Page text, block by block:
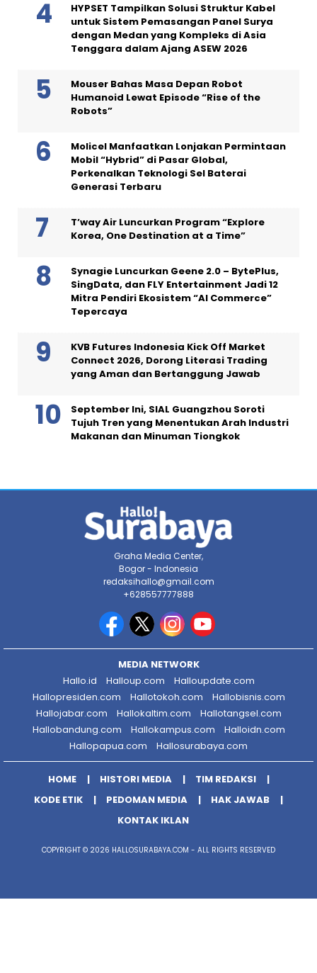
HYPSET Tampilkan Solusi Struktur Kabel
untuk Sistem Pemasangan Panel Surya
dengan Medan yang Kompleks di Asia
Tenggara dalam Ajang ASEW 2026
Mouser Bahas Masa Depan Robot
Humanoid Lewat Episode “Rise of the
Robots”
Molicel Manfaatkan Lonjakan Permintaan
Mobil “Hybrid” di Pasar Global,
Perkenalkan Teknologi Sel Baterai
Generasi Terbaru
T’way Air Luncurkan Program “Explore
Korea, One Destination at a Time”
Synagie Luncurkan Geene 2.0 – BytePlus,
SingData, dan FLY Entertainment Jadi 12
Mitra Pendiri Ekosistem “AI Commerce”
Tepercaya
KVB Futures Indonesia Kick Off Market
Connect 2026, Dorong Literasi Trading
yang Aman dan Bertanggung Jawab
September Ini, SIAL Guangzhou Soroti
Tujuh Tren yang Menentukan Arah Industri
Makanan dan Minuman Tiongkok
Graha Media Center,
Bogor - Indonesia
redaksihallo@gmail.com
+628557777888
MEDIA NETWORK
Hallo.id
Halloup.com
Halloupdate.com
Hallopresiden.com
Hallotokoh.com
Hallobisnis.com
Hallojabar.com
Hallokaltim.com
Hallotangsel.com
Hallobandung.com
Hallokampus.com
Halloidn.com
Hallopapua.com
Hallosurabaya.com
HOME HISTORI MEDIA
TIM REDAKSI
KODE ETIK
PEDOMAN MEDIA
HAK JAWAB
KONTAK IKLAN
COPYRIGHT © 2026 HALLOSURABAYA.COM - ALL RIGHTS RESERVED